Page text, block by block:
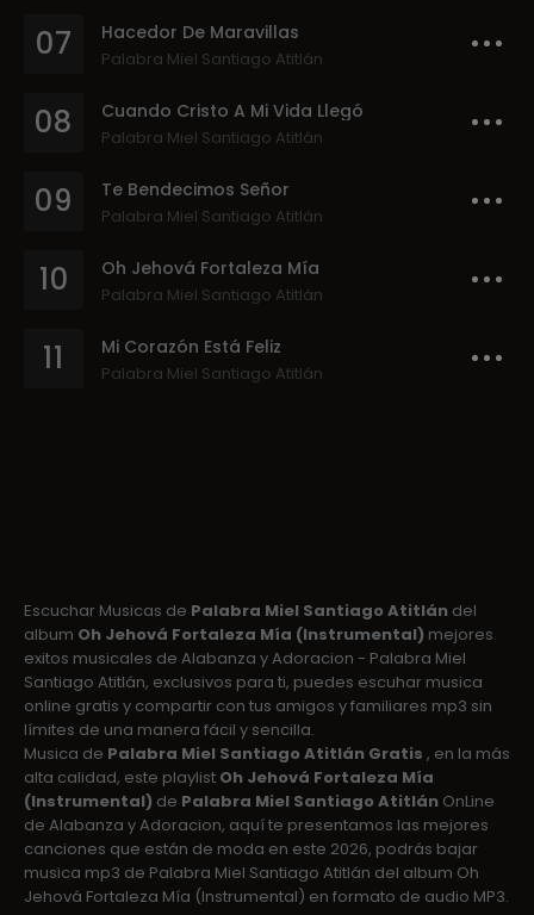
07 Hacedor De Maravillas
Palabra Miel Santiago Atitlán
08 Cuando Cristo A Mi Vida Llegó
Palabra Miel Santiago Atitlán
09 Te Bendecimos Señor
Palabra Miel Santiago Atitlán
10 Oh Jehová Fortaleza Mía
Palabra Miel Santiago Atitlán
11 Mi Corazón Está Feliz
Palabra Miel Santiago Atitlán
Escuchar Musicas de Palabra Miel Santiago Atitlán del
album Oh Jehová Fortaleza Mía (Instrumental) mejores
exitos musicales de Alabanza y Adoracion - Palabra Miel
Santiago Atitlán, exclusivos para ti, puedes escuhar musica
online gratis y compartir con tus amigos y familiares mp3 sin
límites de una manera fácil y sencilla.
Musica de Palabra Miel Santiago Atitlán Gratis , en la más
alta calidad, este playlist Oh Jehová Fortaleza Mía
(Instrumental) de Palabra Miel Santiago Atitlán OnLine
de Alabanza y Adoracion, aquí te presentamos las mejores
canciones que están de moda en este 2026, podrás bajar
musica mp3 de Palabra Miel Santiago Atitlán del album Oh
Jehová Fortaleza Mía (Instrumental) en formato de audio MP3.